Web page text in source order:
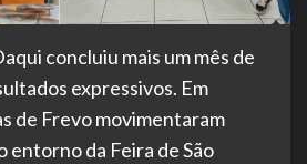
concluiu mais um mês de
expressivos. Em
de Frevo movimentaram
entorno da Feira de São